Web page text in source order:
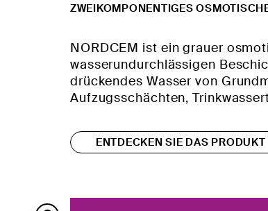
ZWEIKOMPONENTIGES
NORDCEM ist ein grauer
wasserundurchlässigen
drückendes Wasser von
Aufzugsschächten,
ENTDECKEN SIE DAS PRODUKT